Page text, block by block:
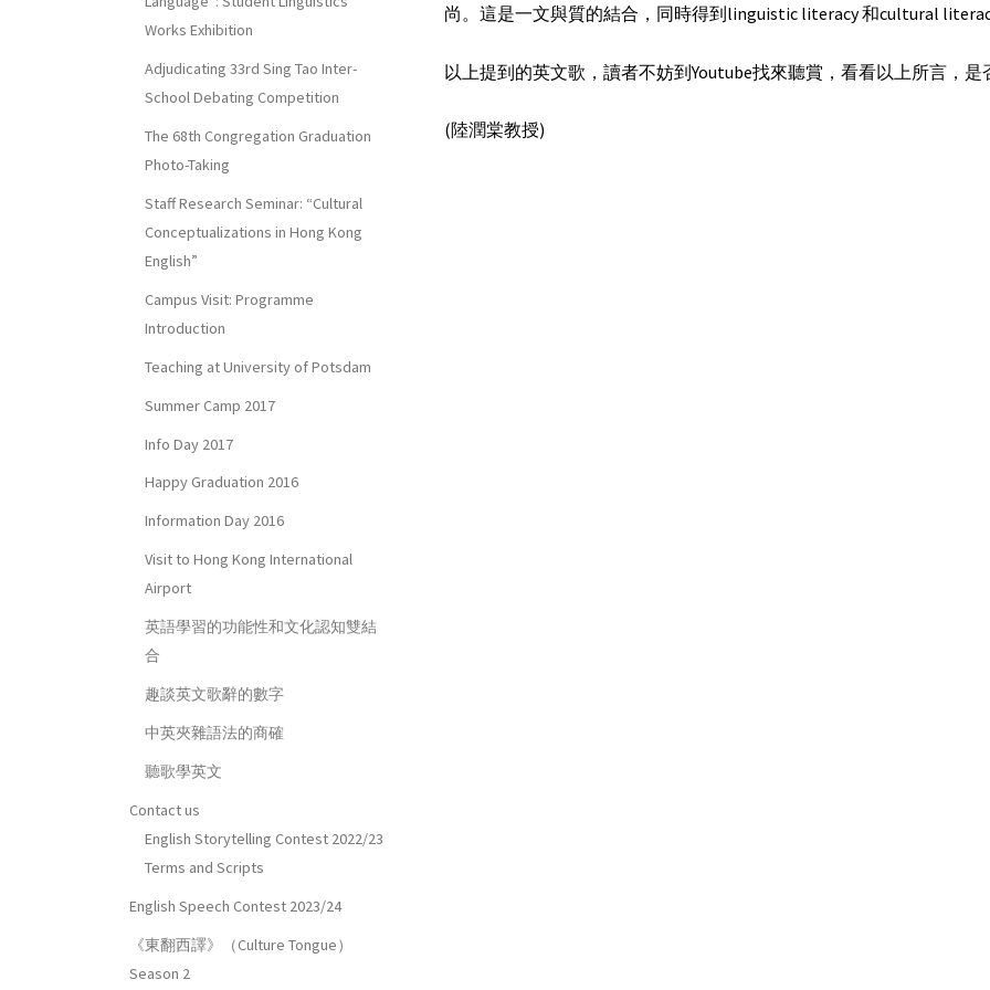
尚。這是一文與質的結合，同時得到linguistic literacy 和cultural
以上提到的英文歌，讀者不妨到Youtube找來聽賞，看看以上所言，是
(陸潤棠教授)
Works Exhibition
Adjudicating 33rd Sing Tao Inter-
School Debating Competition
The 68th Congregation Graduation
Photo-Taking
Staff Research Seminar: “Cultural
Conceptualizations in Hong Kong
English”
Campus Visit: Programme
Introduction
Teaching at University of Potsdam
Summer Camp 2017
Info Day 2017
Happy Graduation 2016
Information Day 2016
Visit to Hong Kong International
Airport
英語學習的功能性和文化認知雙結
合
趣談英文歌辭的數字
中英夾雜語法的商確
聽歌學英文
Contact us
English Storytelling Contest 2022/23
Terms and Scripts
English Speech Contest 2023/24
《東翻西譯》（Culture Tongue）
Season 2